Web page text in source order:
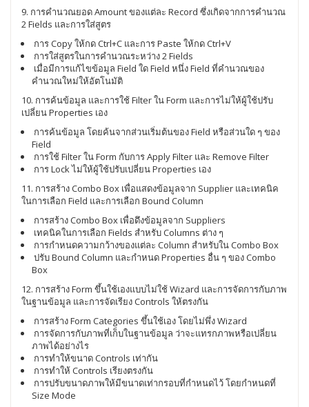
9. การคำนวณยอด Amount ของแต่ละ Record ซึ่งเกิดจากการคำนวณ
2 Fields และการใส่สูตร
การ Copy ให้กด Ctrl+C และการ Paste ให้กด Ctrl+V
การใส่สูตรในการคำนวณระหว่าง 2 Fields
เมื่อมีการแก้ไขข้อมูล Field ใด Field หนึ่ง Field ที่คำนวณของ
คำนวณใหม่ให้อัตโนมัติ
10. การค้นข้อมูล และการใช้ Filter ใน Form และการไม่ให้ผู้ใช้ปรับ
เปลี่ยน Properties เอง
การค้นข้อมูล โดยค้นจากส่วนเริ่มต้นของ Field หรือส่วนใด ๆ ของ
Field
การใช้ Filter ใน Form กับการ Apply Filter และ Remove Filter
การ Lock ไม่ให้ผู้ใช้ปรับเปลี่ยน Properties เอง
11. การสร้าง Combo Box เพื่อแสดงข้อมูลจาก Supplier และเทคนิค
ในการเลือก Field และการเลือก Bound Column
การสร้าง Combo Box เพื่อดึงข้อมูลจาก Suppliers
เทคนิคในการเลือก Fields สำหรับ Columns ต่าง ๆ
การกำหนดความกว้างของแต่ละ Column สำหรับใน Combo Box
ปรับ Bound Column และกำหนด Properties อื่น ๆ ของ Combo
Box
12. การสร้าง Form ขึ้นใช้เองแบบไม่ใช้ Wizard และการจัดการกับภาพ
ในฐานข้อมูล และการจัดเรียง Controls ให้ตรงกัน
การสร้าง Form Categories ขึ้นใช้เอง โดยไม่พึ่ง Wizard
การจัดการกับภาพที่เก็บในฐานข้อมูล ว่าจะแทรกภาพหรือเปลี่ยน
ภาพได้อย่างไร
การทำให้ขนาด Controls เท่ากัน
การทำให้ Controls เรียงตรงกัน
การปรับขนาดภาพให้มีขนาดเท่ากรอบที่กำหนดไว้ โดยกำหนดที่
Size Mode